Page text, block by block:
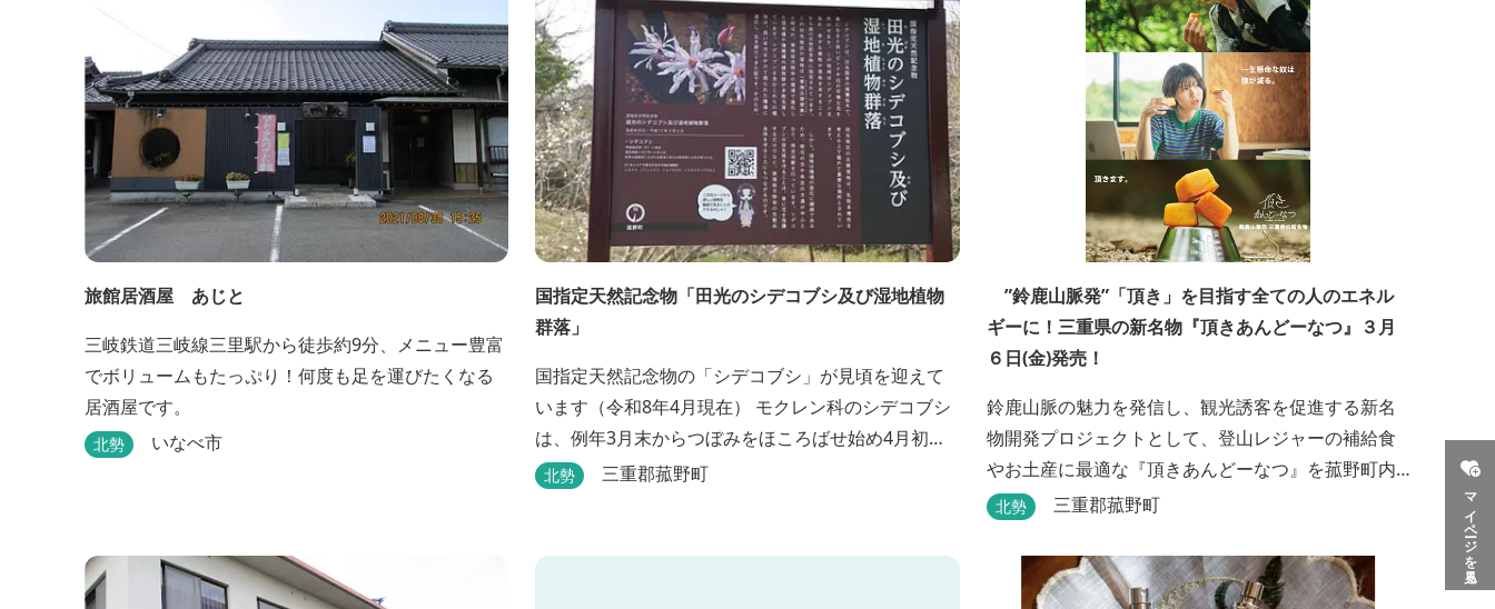
マイページを見る
旅館居酒屋 あじと
三岐鉄道三岐線三里駅から徒歩約9分、メニュー豊富
でボリュームもたっぷり！何度も足を運びたくなる
居酒屋です。
北勢 いなべ市
国指定天然記念物「田光のシデコブシ及び湿地植物
群落」
国指定天然記念物の「シデコブシ」が見頃を迎えて
います（令和8年4月現在） モクレン科のシデコブシ
は、例年3月末からつぼみをほころばせ始め4月初旬
に見頃を迎える日本固有の花です。 伊勢湾周辺の狭
れらの自生地は日本におけるシデコブシ天然分布の
北勢 三重郡菰野町
”鈴鹿山脈発”「頂き」を目指す全ての人のエネル
ギーに！三重県の新名物『頂きあんどーなつ』３月
６日(金)発売！
鈴鹿山脈の魅力を発信し、観光誘客を促進する新名
物開発プロジェクトとして、登山レジャーの補給食
やお土産に最適な『頂きあんどーなつ』を菰野町内
の老舗和菓子店「岩嶋屋」から2026年3月6日（金）
自分だけの「頂き」を目指す人を応援 「山に登る目
的が人それぞれであるように、仕事や人生の目標
北勢 三重郡菰野町